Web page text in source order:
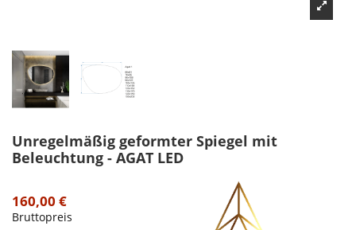
Unregelmäßig geformter Spiegel mit
Beleuchtung - AGAT LED
160,00 €
Bruttopreis